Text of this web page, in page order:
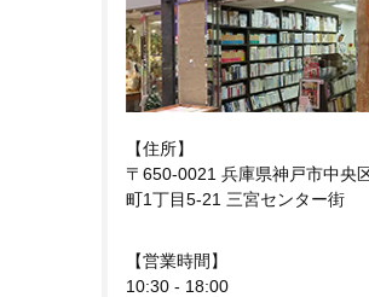
【住所】
〒650-0021 兵庫県神戸市中央
町1丁目5-21 三宮センター街
【営業時間】
10:30 - 18:00